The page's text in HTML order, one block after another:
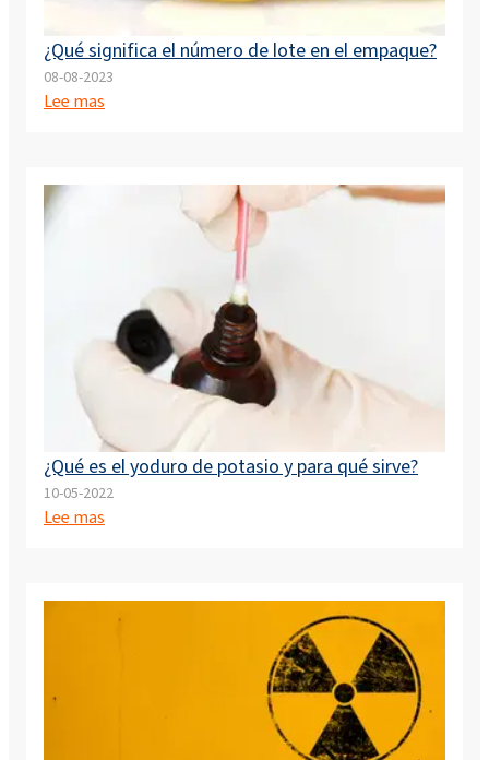
¿Qué significa el número de lote en el empaque?
08-08-2023
Lee mas
¿Qué es el yoduro de potasio y para qué sirve?
10-05-2022
Lee mas